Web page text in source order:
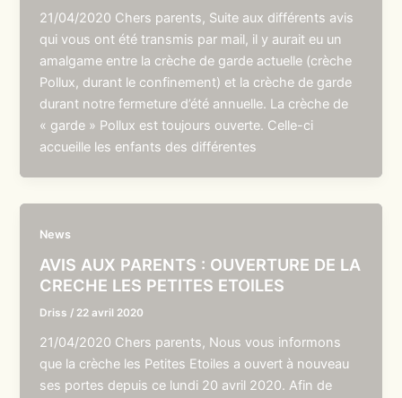
21/04/2020 Chers parents, Suite aux différents avis
qui vous ont été transmis par mail, il y aurait eu un
amalgame entre la crèche de garde actuelle (crèche
Pollux, durant le confinement) et la crèche de garde
durant notre fermeture d’été annuelle. La crèche de
« garde » Pollux est toujours ouverte. Celle-ci
accueille les enfants des différentes
News
AVIS AUX PARENTS : OUVERTURE DE LA
CRECHE LES PETITES ETOILES
Driss / 22 avril 2020
21/04/2020 Chers parents, Nous vous informons
que la crèche les Petites Etoiles a ouvert à nouveau
ses portes depuis ce lundi 20 avril 2020. Afin de